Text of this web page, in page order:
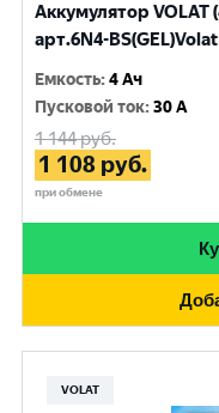
Аккумулятор VOLAT
арт.6N4-BS(GEL)Volat
Емкость:4 Ач
Пусковой ток:30 A
1 144руб.
1 108 руб.
при обмене
VOLAT